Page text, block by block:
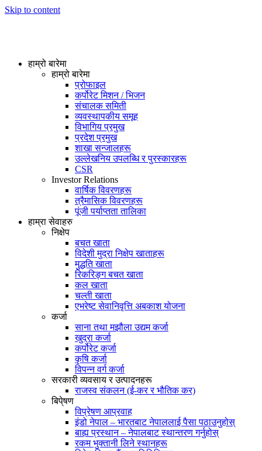
Skip to content
हाम्रो बारेमा
हाम्रो बारेमा
प्रोफाइल
कर्पोरेट मिशन / भिजन
संचालक समिती
व्यवस्थापकीय समूह
विभागिय प्रमुख
प्रदेश प्रमुख
शाखा सन्जालहरू
उल्लेखनिय उपलब्धि र पुरस्कारहरू
CSR
Investor Relations
वार्षिक विवरणहरू
त्रैमासिक विवरणहरू
पूंजी पर्याप्तता तालिका
हाम्रा सेवाहरु
निक्षेप
बचत खाता
विदेशी मुद्रा निक्षेप खाताहरू
मुद्धति खाता
रिकरिङ्ग बचत खाता
कल खाता
चल्ती खाता
एभरेष्ट सेवानिवृत्ति अबकाश योजना
कर्जा
साना तथा मझौला उद्यम कर्जा
खुद्रा कर्जा
कर्पोरेट कर्जा
कृषि कर्जा
विपन्न वर्ग कर्जा
सरकारी व्यवसाय र उत्पादनहरू
राजस्व संकलन (ई-कर र भौतिक कर)
बिपे्षण
विप्रेषण आप्रवाह
इंडो नेपाल – भारतबाट नेपाललाई पैसा पठाउनुहोस्
बाह्य प्रस्थान – नेपालबाट स्थान्तरण गर्नुहोस्
रकम भुक्तानी लिने स्थानहरू